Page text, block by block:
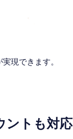
現できます。
ントも対応